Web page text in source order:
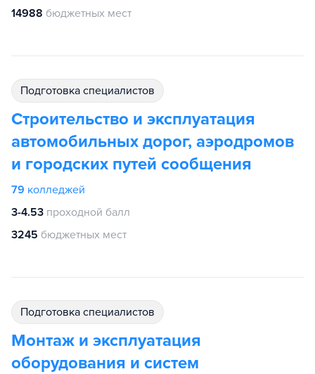
14988 бюджетных мест
подготовка специалистов
Строительство и эксплуатация
автомобильных дорог, аэродромов
и городских путей сообщения
79 колледжей
3-4.53 проходной балл
3245 бюджетных мест
подготовка специалистов
Монтаж и эксплуатация
оборудования и систем